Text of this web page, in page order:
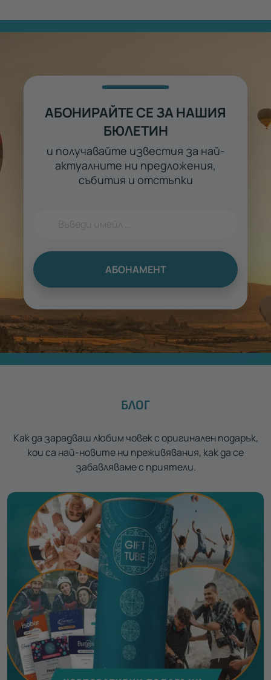
АБОНИРАЙТЕ СЕ ЗА НАШИЯ
БЮЛЕТИН
и получавайте известия за най-
актуалните ни предложения,
събития и отстъпки
АБОНАМЕНТ
БЛОГ
Как да зарадваш любим човек с оригинален подарък,
кои са най-новите ни преживявания, как да се
забавляваме с приятели.